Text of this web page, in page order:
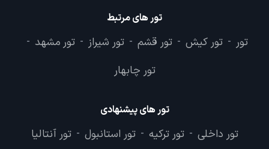
تور های مرتبط
تور - تور کیش - تور قشم - تور شیراز - تور مشهد -
تور چابهار
تور های پیشنهادی
تور داخلی - تور ترکیه - تور استانبول - تور آنتالیا